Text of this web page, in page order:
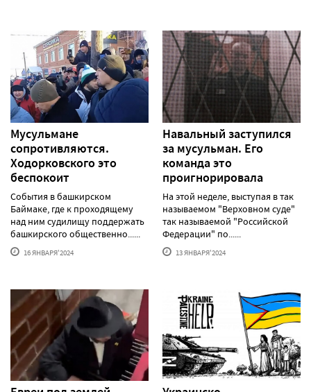
Мусульмане
сопротивляются.
Ходорковского это
беспокоит
События в башкирском
Баймаке, где к проходящему
над ним судилищу поддержать
башкирского общественно......
16 ЯНВАРЯ'2024
Навальный заступился
за мусульман. Его
команда это
проигнорировала
На этой неделе, выступая в так
называемом "Верховном суде"
так называемой "Российской
Федерации" по......
13 ЯНВАРЯ'2024